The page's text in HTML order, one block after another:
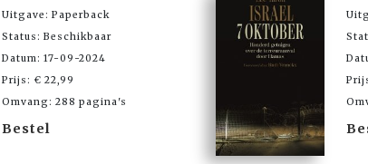
Uitgave: Paperback
Status: Beschikbaar
Datum: 17-09-2024
Prijs: € 22,99
Omvang: 288 pagina's
Bestel